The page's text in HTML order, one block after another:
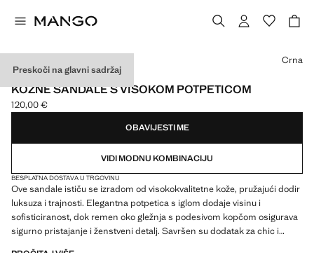
Preskoči na glavni sadržaj
CAPSULE
KOŽNE SANDALE S VISOKOM POTPETICOM
Trenutačna cijena [120,00 € ]
120,00 €
Odaberite boju
Crna
OBAVIJESTI ME
VIDI MODNU KOMBINACIJU
BESPLATNA DOSTAVA U TRGOVINU
Ove sandale ističu se izradom od visokokvalitetne kože, pružajući dodir
luksuza i trajnosti. Elegantna potpetica s iglom dodaje visinu i
sofisticiranost, dok remen oko gležnja s podesivom kopčom osigurava
sigurno pristajanje i ženstveni detalj. Savršen su dodatak za chic i